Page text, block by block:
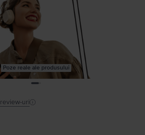
Poze reale ale produsului
review-uri